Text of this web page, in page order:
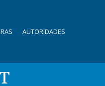
AUTORIDADES